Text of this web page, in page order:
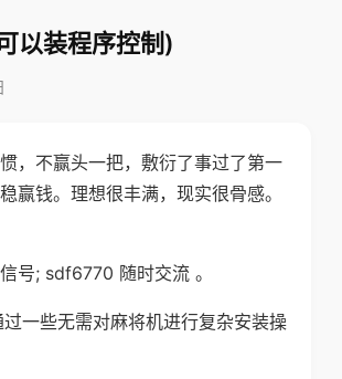
以装程序控制)
，不赢头一把，敷衍了事过了第一
赢钱。理想很丰满，现实很骨感。
号; sdf6770 随时交流 。
一些无需对麻将机进行复杂安装操